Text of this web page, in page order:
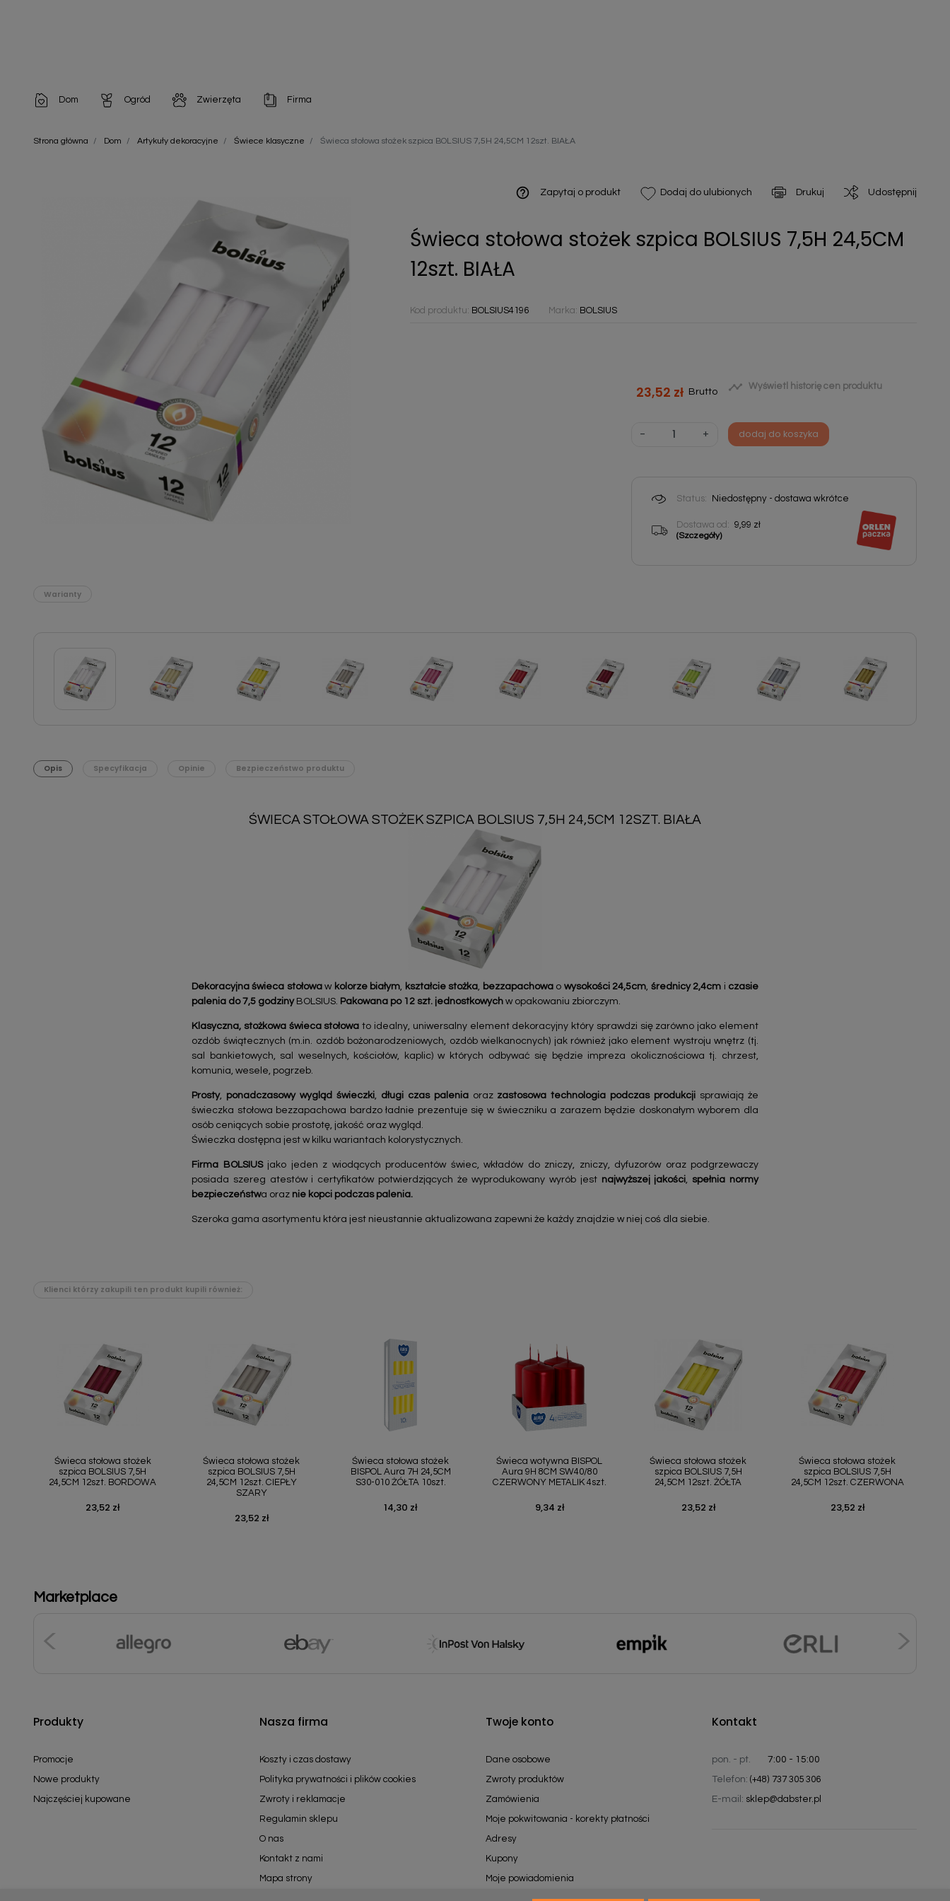
Dom
Artykuły dekoracyjne
Ogród
Chemia do architektury ogrodowej
Odstraszacze zwierząt
Narzędzia ogrodnicze
Nasiona
Środki ochrony roślin dla profesjonalistów
Zwierzęta
Szampony i odżywki
Chusteczki nawilżane
Firma
Artykuły Higieniczne
Strona główna Dom Artykuły dekoracyjne Świece klasyczne Świeca stołowa stożek szpica BOLSIUS 7,5H 24,5CM 12szt. BIAŁA
help_outline Zapytaj o produkt Dodaj do ulubionych Drukuj Udostępnij
Świeca stołowa stożek szpica BOLSIUS 7,5H 24,5CM
12szt. BIAŁA
Kod produktu: BOLSIUS4196 Marka: BOLSIUS
23,52 zł Brutto  Wyświetl historię cen produktu
- + dodaj do koszyka
Status: Niedostępny - dostawa wkrótce
Dostawa od: 9,99 zł
(Szczegóły)
Warianty
Opis Specyfikacja Opinie Bezpieczeństwo produktu
ŚWIECA STOŁOWA STOŻEK SZPICA BOLSIUS 7,5H 24,5CM 12SZT. BIAŁA
Dekoracyjna świeca stołowaw kolorze białym kształcie stożka bezzapachowao wysokości 24,5cm średnicy 2,4cm i czasie
palenia do 7,5 godzinyBOLSIUS. Pakowana po 12 szt. jednostkowych w opakowaniu zbiorczym.
Klasyczna, stożkowa świeca stołowa to idealny, uniwersalny element dekoracyjny który sprawdzi się zarówno jako element
ozdób świątecznych (m.in. ozdób bożonarodzeniowych, ozdób wielkanocnych) jak również jako element wystroju wnętrz (tj.
sal bankietowych, sal weselnych, kościołów, kaplic) w których odbywać się będzie impreza okolicznościowa tj. chrzest,
komunia, wesele, pogrzeb.
Prosty, ponadczasowy wygląd świeczki, długi czas palenia orazzastosowa technologia podczas produkcji sprawiają że
świeczka stołowa bezzapachowa bardzo ładnie prezentuje się w świeczniku a zarazem będzie doskonałym wyborem dla
osób ceniących sobie prostotę, jakość oraz wygląd.
Świeczka dostępna jest w kilku wariantach kolorystycznych.
Firma BOLSIUSjako jeden z wiodących producentów świec, wkładów do zniczy, zniczy, dyfuzorów oraz podgrzewaczy
posiada szereg atestów i certyfikatów potwierdzjących że wyprodukowany wyrób jest najwyższej jakości ,spełnia normy
bezpieczeństwa oraz nie kopci podczas palenia.
Szeroka gama asortymentu która jest nieustannie aktualizowana zapewni że każdy znajdzie w niej coś dla siebie.
Klienci którzy zakupili ten produkt kupili również:
Świeca stołowa stożek
szpica BOLSIUS 7,5H
24,5CM 12szt. BORDOWA
Cena
23,52 zł
Świeca stołowa stożek
szpica BOLSIUS 7,5H
24,5CM 12szt. CIEPŁY
SZARY
Cena
23,52 zł
Świeca stołowa stożek
BISPOL Aura 7H 24,5CM
S30-010 ŻÓŁTA 10szt.
Cena
14,30 zł
Świeca wotywna BISPOL
Aura 9H 8CM SW40/80
CZERWONY METALIK 4szt.
Cena
9,34 zł
Świeca stołowa stożek
szpica BOLSIUS 7,5H
24,5CM 12szt. ŻÓŁTA
Cena
23,52 zł
Świeca stołowa stożek
szpica BOLSIUS 7,5H
24,5CM 12szt. CZERWONA
Cena
23,52 zł
Marketplace
Produkty
Promocje
Nowe produkty
Najczęściej kupowane
Nasza firma
Koszty i czas dostawy
Polityka prywatności i plików cookies
Zwroty i reklamacje
Regulamin sklepu
O nas
Kontakt z nami
Mapa strony
Twoje konto
Dane osobowe
Zwroty produktów
Zamówienia
Moje pokwitowania - korekty płatności
Adresy
Kupony
Moje powiadomienia
Kontakt
pon. - pt.
7:00 - 15:00
Telefon: (+48) 737 305 306
E-mail: sklep@dabster.pl